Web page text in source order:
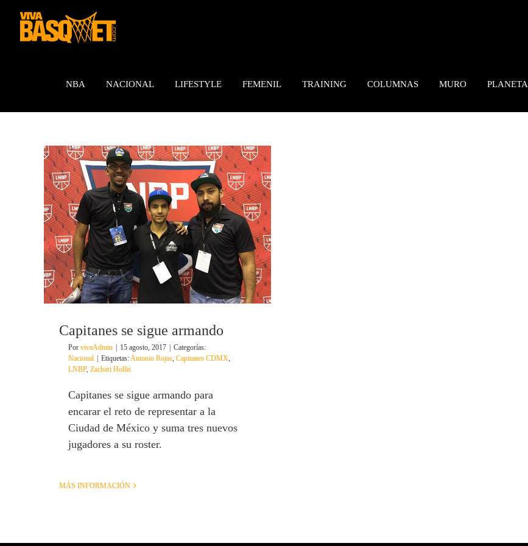
contenido
NBA NACIONAL LIFESTYLE FEMENIL TRAINING COLUMNAS MURO PLANETA
Capitanes se sigue armando
Por vivaAdmin 15 agosto, 2017
Categorías:
Nacional
Etiquetas:Antonio Rojas, Capitanes CDMX,
LNBP, Zachari Hollis
Capitanes se sigue armando para
encarar el reto de representar a la
Ciudad de México y suma tres nuevos
jugadores a su roster.
MÁS INFORMACIÓN